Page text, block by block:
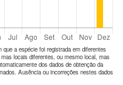
que a espécie foi registrada em diferentes
locais diferentes, ou mesmo local, mas
dos dados de obtenção da
Ausência ou incorreções nestes dados